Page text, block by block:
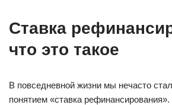
Ставка
что это такое
В повседневной жизни мы нечасто
понятием «ставка